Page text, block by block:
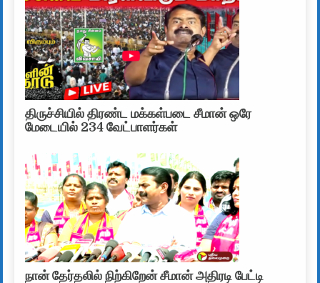
திருச்சியில் திரண்ட மக்கள்படை சீமான் ஒரே
மேடையில் 234 வேட்பாளர்கள்
நான் தேர்தலில் நிற்கிறேன் சீமான் அதிரடி பேட்டி